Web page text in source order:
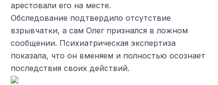
арестовали его на месте.
Обследование подтвердило отсутствие
взрывчатки, а сам Олег признался в ложном
сообщении. Психиатрическая экспертиза
показала, что он вменяем и полностью осознает
последствия своих действий.